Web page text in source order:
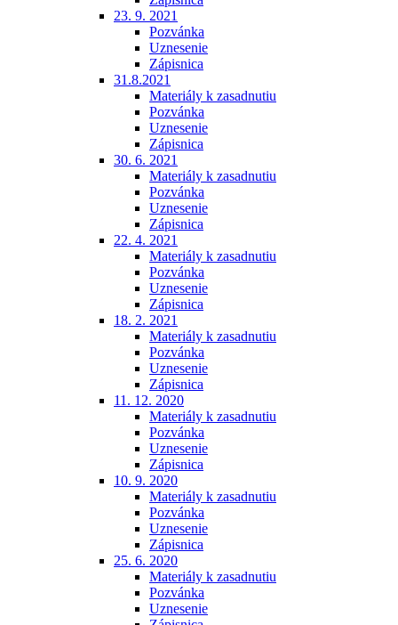
23. 9. 2021
Pozvánka
Uznesenie
Zápisnica
31.8.2021
Materiály k zasadnutiu
Pozvánka
Uznesenie
Zápisnica
30. 6. 2021
Materiály k zasadnutiu
Pozvánka
Uznesenie
Zápisnica
22. 4. 2021
Materiály k zasadnutiu
Pozvánka
Uznesenie
Zápisnica
18. 2. 2021
Materiály k zasadnutiu
Pozvánka
Uznesenie
Zápisnica
11. 12. 2020
Materiály k zasadnutiu
Pozvánka
Uznesenie
Zápisnica
10. 9. 2020
Materiály k zasadnutiu
Pozvánka
Uznesenie
Zápisnica
25. 6. 2020
Materiály k zasadnutiu
Pozvánka
Uznesenie